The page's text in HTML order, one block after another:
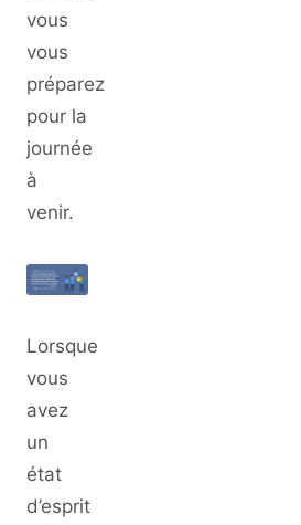
vous
vous
préparez
pour la
journée
à
venir.
Lorsque
vous
avez
un
état
d’esprit